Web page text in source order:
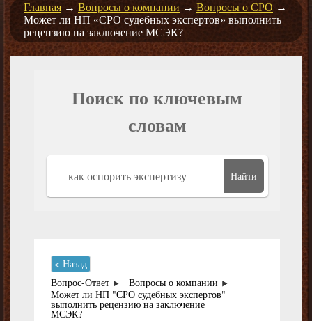
Главная → Вопросы о компании → Вопросы о СРО →
Может ли НП «СРО судебных экспертов» выполнить
рецензию на заключение МСЭК?
Поиск по ключевым
словам
Найти
< Назад
Вопрос-Ответ
Вопросы о компании
Может ли НП "СРО судебных экспертов"
выполнить рецензию на заключение
МСЭК?